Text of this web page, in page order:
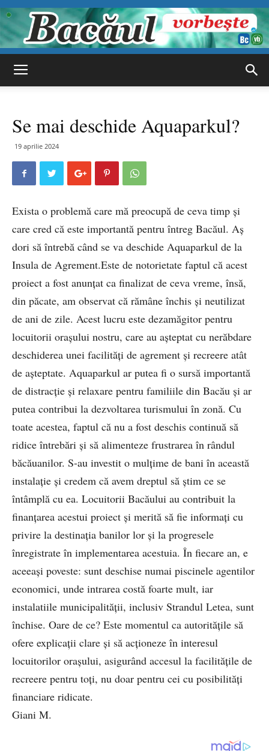
vorbește
Se mai deschide Aquaparkul?
19 aprilie 2024
Exista o problemă care mă preocupă de ceva timp și
care cred că este importantă pentru întreg Bacăul. Aș
dori să întrebă când se va deschide Aquaparkul de la
Insula de Agrement.Este de notorietate faptul că acest
proiect a fost anunțat ca finalizat de ceva vreme, însă,
din păcate, am observat că rămâne închis și neutilizat
de ani de zile. Acest lucru este dezamăgitor pentru
locuitorii orașului nostru, care au așteptat cu nerăbdare
deschiderea unei facilități de agrement și recreere atât
de așteptate. Aquaparkul ar putea fi o sursă importantă
de distracție și relaxare pentru familiile din Bacău și ar
putea contribui la dezvoltarea turismului în zonă. Cu
toate acestea, faptul că nu a fost deschis continuă să
ridice întrebări și să alimenteze frustrarea în rândul
băcăuanilor. S-au investit o mulțime de bani în această
instalație și credem că avem dreptul să știm ce se
întâmplă cu ea. Locuitorii Bacăului au contribuit la
finanțarea acestui proiect și merită să fie informați cu
privire la destinația banilor lor și la progresele
înregistrate în implementarea acestuia. În fiecare an, e
aceeași poveste: sunt deschise numai piscinele agentilor
economici, unde intrarea costă foarte mult, iar
instalatiile municipalității, inclusiv Strandul Letea, sunt
închise. Oare de ce? Este momentul ca autoritățile să
ofere explicații clare și să acționeze în interesul
locuitorilor orașului, asigurând accesul la facilitățile de
recreere pentru toți, nu doar pentru cei cu posibilități
financiare ridicate.
Giani M.